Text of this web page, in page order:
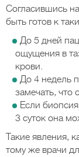
Согласившись
быть готов к
До 5 дней
ощущения в
крови.
До 4 недель
замечать, что
Если
3 суток она
Такие явления,
тому же врачи